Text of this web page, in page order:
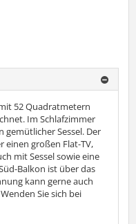
52 Quadratmetern
Im Schlafzimmer
Sessel. Der
einen großen Flat-TV,
mit Sessel sowie eine
Balkon ist über das
kann gerne auch
Sie sich bei